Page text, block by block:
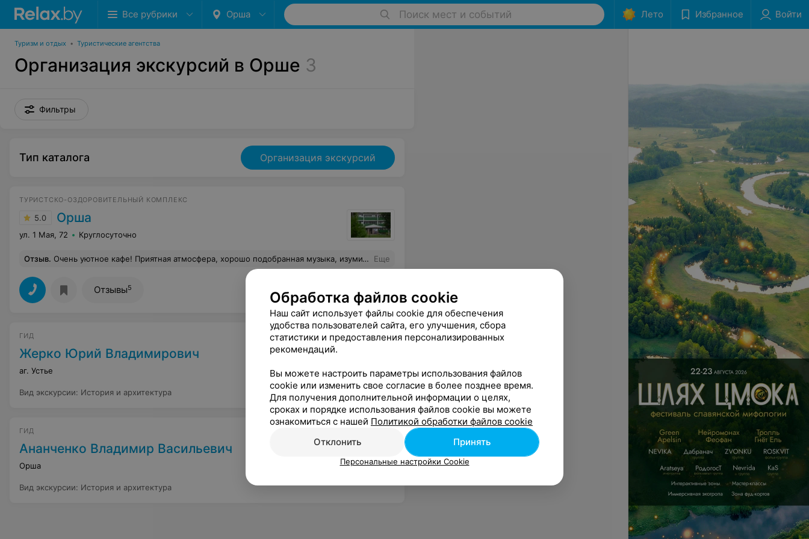
Все рубрики Орша Поиск мест и событий Лето Избранное Войти
Туризм и отдых • Туристические агентства
Организация экскурсий в Орше 3
Фильтры
Тип каталога Организация экскурсий
ТУРИСТСКО-ОЗДОРОВИТЕЛЬНЫЙ КОМПЛЕКС
5.0 Орша
ул. 1 Мая, 72 Круглосуточно
Отзыв. Очень уютное кафе! Приятная атмосфера, хорошо подобранная музыка, изумительно приготовленные блюда. Неоднократно отмечали здесь дни рождения, встречи выпускников, всем и всегда оставались довольны! Всегда приходим в это кафе с удовольствием! И еще придем!:) Беседки для барбекю на уличной огороженной площадке с живым звуком для летнего отдыха просто обалденно! Еще
Отзывы5
ГИД
Жерко Юрий Владимирович
аг. Устье
Вид экскурсии: История и архитектура
ГИД
Ананченко Владимир Васильевич
Орша
Вид экскурсии: История и архитектура
Обработка файлов cookie
Наш сайт использует файлы cookie для обеспечения
удобства пользователей сайта, его улучшения, сбора
статистики и предоставления персонализированных
рекомендаций.
Вы можете настроить параметры использования файлов
cookie или изменить свое согласие в более позднее время.
Для получения дополнительной информации о целях,
сроках и порядке использования файлов cookie вы можете
ознакомиться с нашей Политикой обработки файлов cookie
Отклонить
Принять
Персональные настройки Cookie